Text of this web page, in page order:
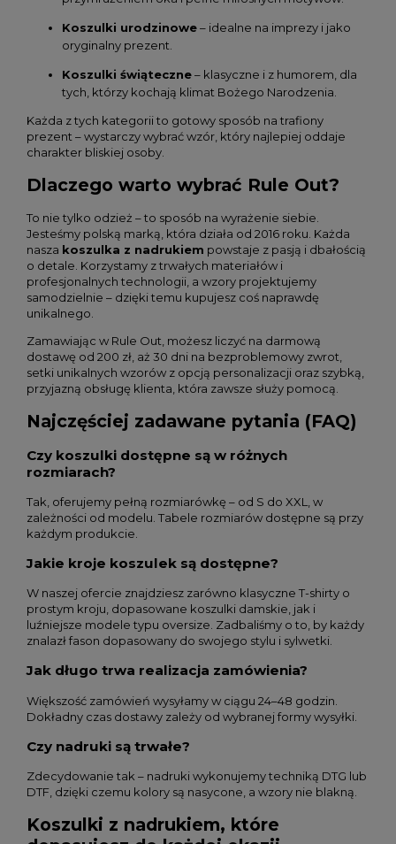
Koszulki urodzinowe– idealne na imprezy i jako
oryginalny prezent.
Koszulki świąteczne– klasyczne i z humorem, dla
tych, którzy kochają klimat Bożego Narodzenia.
Każda z tych kategorii to gotowy sposób na trafiony
prezent – wystarczy wybrać wzór, który najlepiej oddaje
charakter bliskiej osoby.
Dlaczego warto wybrać Rule Out?
To nie tylko odzież – to sposób na wyrażenie siebie.
Jesteśmy polską marką, która działa od 2016 roku. Każda
nasza koszulka z nadrukiem powstaje z pasją i dbałością
o detale. Korzystamy z trwałych materiałów i
profesjonalnych technologii, a wzory projektujemy
samodzielnie – dzięki temu kupujesz coś naprawdę
unikalnego.
Zamawiając w Rule Out, możesz liczyć na darmową
dostawę od 200 zł, aż 30 dni na bezproblemowy zwrot,
setki unikalnych wzorów z opcją personalizacji oraz szybką,
przyjazną obsługę klienta, która zawsze służy pomocą.
Najczęściej zadawane pytania (FAQ)
Czy koszulki dostępne są w różnych
rozmiarach?
Tak, oferujemy pełną rozmiarówkę – od S do XXL, w
zależności od modelu. Tabele rozmiarów dostępne są przy
każdym produkcie.
Jakie kroje koszulek są dostępne?
W naszej ofercie znajdziesz zarówno klasyczne T-shirty o
prostym kroju, dopasowane koszulki damskie, jak i
luźniejsze modele typu oversize. Zadbaliśmy o to, by każdy
znalazł fason dopasowany do swojego stylu i sylwetki.
Jak długo trwa realizacja zamówienia?
Większość zamówień wysyłamy w ciągu 24–48 godzin.
Dokładny czas dostawy zależy od wybranej formy wysyłki.
Czy nadruki są trwałe?
Zdecydowanie tak – nadruki wykonujemy techniką DTG lub
DTF, dzięki czemu kolory są nasycone, a wzory nie blakną.
Koszulki z nadrukiem, które